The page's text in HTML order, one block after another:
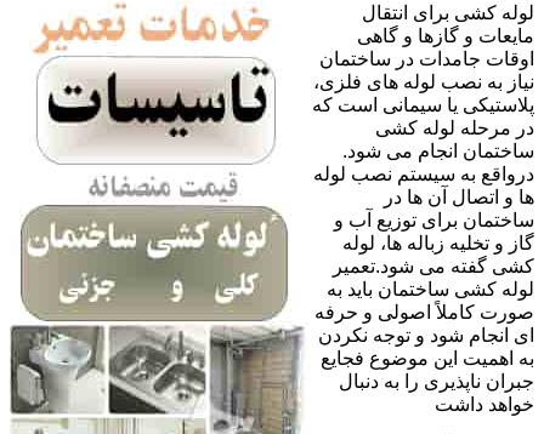
لوله کشی برای انتقال
مایعات و گازها و گاهی
اوقات جامدات در ساختمان
نیاز به نصب لوله های فلزی،
پلاستیکی یا سیمانی است که
در مرحله لوله کشی
ساختمان انجام می شود.
درواقع به سیستم نصب لوله
ها و اتصال آن ها در
ساختمان برای توزیع آب و
گاز و تخلیه زباله ها، لوله
کشی گفته می شود.تعمیر
لوله کشی ساختمان باید به
صورت کاملاً اصولی و حرفه
ای انجام شود و توجه نکردن
به اهمیت این موضوع فجایع
جبران ناپذیری را به دنبال
خواهد داشت